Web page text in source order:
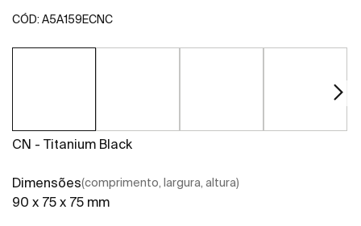
CÓD: A5A159ECNC
CN - Titanium Black
Dimensões(comprimento, largura, altura)
90 x 75 x 75 mm